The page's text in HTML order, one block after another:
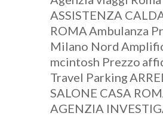
ASSISTENZA
ROMAAmbulanza
Milano Nord
mcintosh Prezzo
Travel Parking
SALONE CASA
AGENZIA